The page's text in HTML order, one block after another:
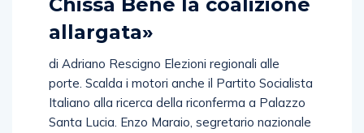
allargata»
di Adriano Rescigno Elezioni regionali alle
porte. Scalda i motori anche il Partito Socialista
Italiano alla ricerca della riconferma a Palazzo
Santa Lucia. Enzo Maraio, segretario nazionale
del Psi ed assessore regionale delegato al